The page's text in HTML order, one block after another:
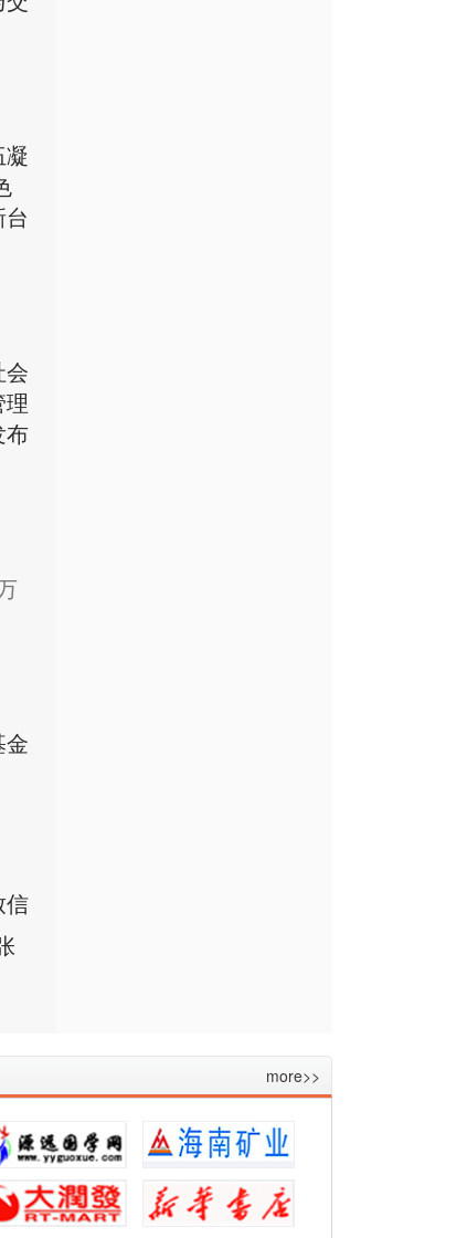
凝
台
会
理
布
金
信
more>>